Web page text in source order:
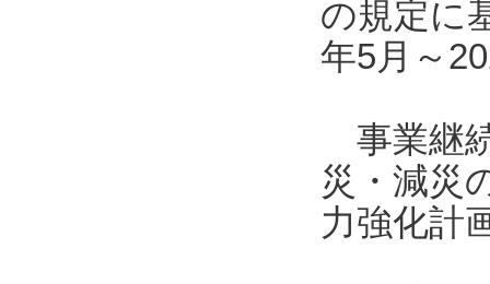
の規定に
年5月～
事業継
災・減災
力強化計